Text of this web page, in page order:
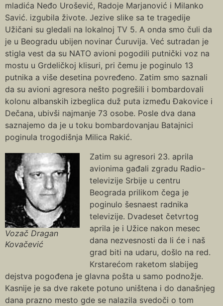
mladića Neđo Urošević, Radoje Marjanović i Milanko
Savić. izgubila živote. Jezive slike sa te tragedije
Užičani su gledali na lokalnoj TV 5. A onda smo čuli da
je u Beogradu ubijen novinar Ćuruvija. Već sutradan je
stigla vest da su NATO avioni pogodili putnički voz na
mostu u Grdeličkoj klisuri, pri čemu je poginulo 13
putnika a više desetina povređeno. Zatim smo saznali
da su avioni agresora nešto pogrešili i bombardovali
kolonu albanskih izbeglica duž puta između Đakovice i
Dečana, ubivši najmanje 73 osobe. Posle dva dana
saznajemo da je u toku bombardovanjau Batajnici
poginula trogodišnja Milica Rakić.
Vozač Dragan
Kovačević
Zatim su agresori 23. aprila
avionima gađali zgradu Radio-
televizije Srbije u centru
Beograda prilikom čega je
poginulo šesnaest radnika
televizije. Dvadeset četvrtog
aprila je i Užice nakon mesec
dana nezvesnosti da li će i naš
grad biti na udaru, došlo na red.
Кrstarećom raketom slabijeg
dejstva pogođena je glavna pošta u samo podnožje.
Кasnije je sa dve rakete potuno uništena i do današnjeg
dana prazno mesto gde se nalazila svedoči o tom